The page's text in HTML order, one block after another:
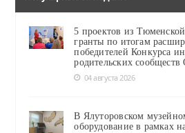
5 проектов из
гранты по итогам
победителей Конкурса
родительских
04 августа 2026
В Ялуторовском
оборудование в рамках